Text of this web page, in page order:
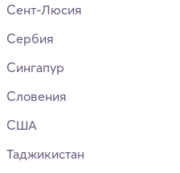
Сент-Люсия
Сербия
Сингапур
Словения
США
Таджикистан